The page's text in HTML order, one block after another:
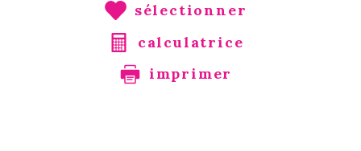
sélectionner
calculatrice
imprimer